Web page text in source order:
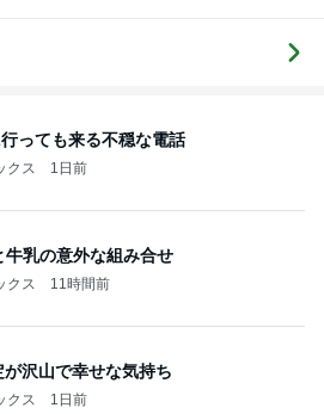
っても来る不穏な電話
クス 1日前
牛乳の意外な組み合せ
クス 11時間前
沢山で幸せな気持ち
クス 1日前